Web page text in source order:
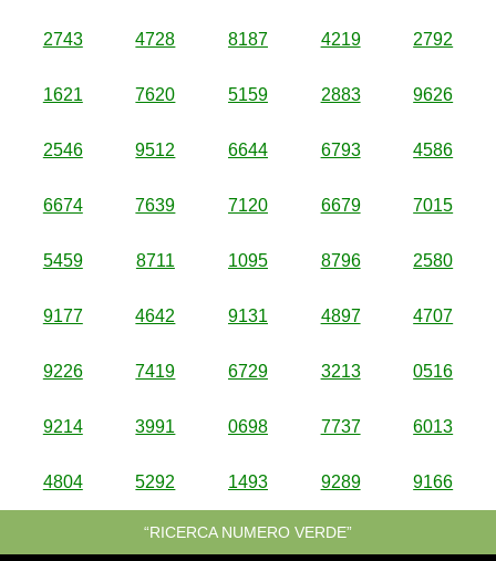
2743 4728 8187 4219 2792
1621 7620 5159 2883 9626
2546 9512 6644 6793 4586
6674 7639 7120 6679 7015
5459 8711 1095 8796 2580
9177 4642 9131 4897 4707
9226 7419 6729 3213 0516
9214 3991 0698 7737 6013
4804 5292 1493 9289 9166
“RICERCA NUMERO VERDE”